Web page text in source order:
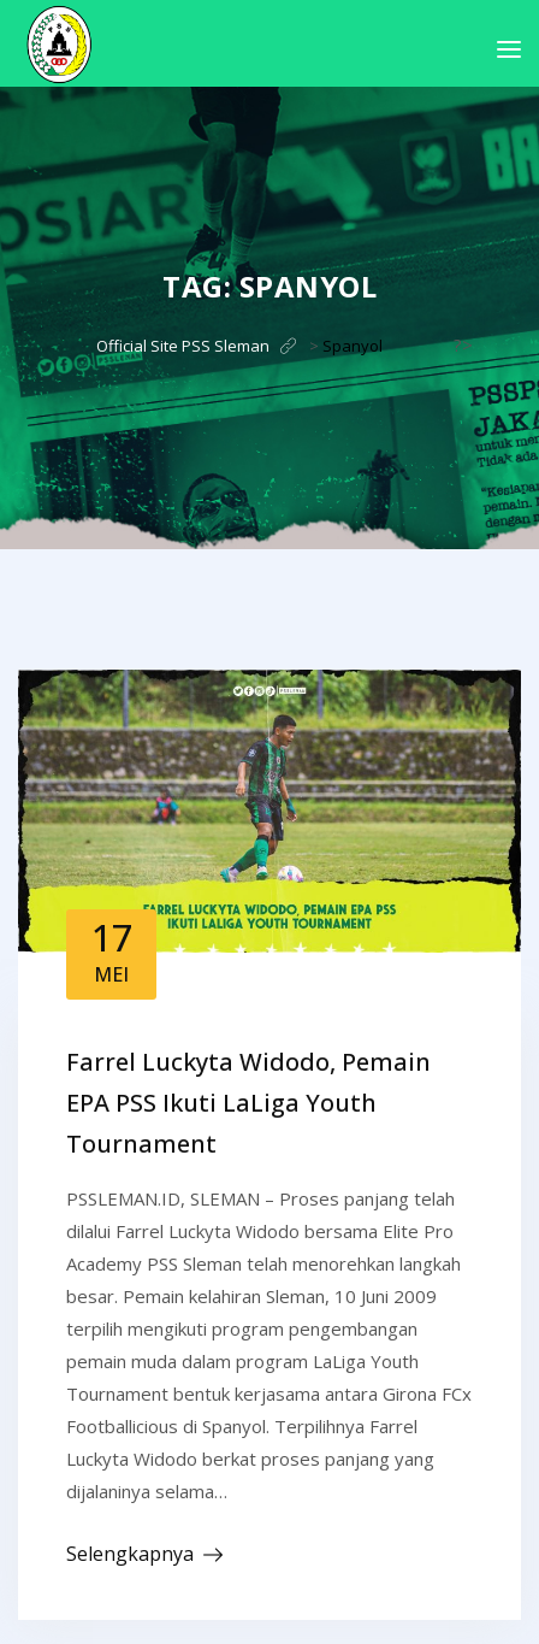
TAG:SPANYOL
Official Site PSS Sleman > Spanyol ?>
17
MEI
Farrel Luckyta Widodo, Pemain
EPA PSS Ikuti LaLiga Youth
Tournament
PSSLEMAN.ID, SLEMAN – Proses panjang telah
dilalui Farrel Luckyta Widodo bersama Elite Pro
Academy PSS Sleman telah menorehkan langkah
besar. Pemain kelahiran Sleman, 10 Juni 2009
terpilih mengikuti program pengembangan
pemain muda dalam program LaLiga Youth
Tournament bentuk kerjasama antara Girona FCx
Footballicious di Spanyol. Terpilihnya Farrel
Luckyta Widodo berkat proses panjang yang
dijalaninya selama…
Selengkapnya